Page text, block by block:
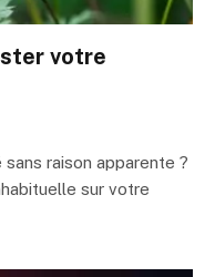
votre
raison apparente ?
sur votre